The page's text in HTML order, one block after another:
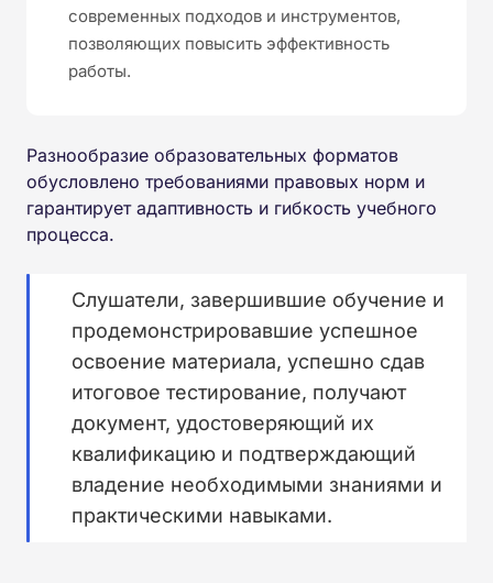
современных подходов и инструментов,
позволяющих повысить эффективность
работы.
Разнообразие образовательных форматов
обусловлено требованиями правовых норм и
гарантирует адаптивность и гибкость учебного
процесса.
Слушатели, завершившие обучение и
продемонстрировавшие успешное
освоение материала, успешно сдав
итоговое тестирование, получают
документ, удостоверяющий их
квалификацию и подтверждающий
владение необходимыми знаниями и
практическими навыками.